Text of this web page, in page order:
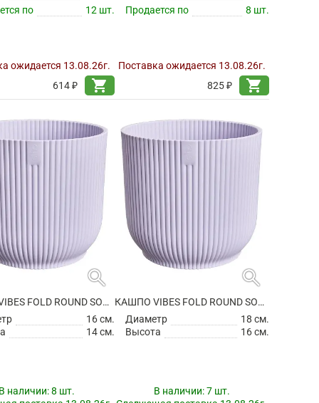
по
12 шт.
ожидается 13.08.26г.
614 ₽
shopping_cart
Продается по
8 шт.
Поставка ожидается 13.08.26г.
825 ₽
shopping_cart
search
КАШПО VIBES FOLD ROUND SOFT LILAC
16 см.
14 см.
наличии:8 шт.
search
КАШПО VIBES FOLD ROUND SOFT LILAC
Диаметр
18 см.
Высота
16 см.
В наличии:7 шт.